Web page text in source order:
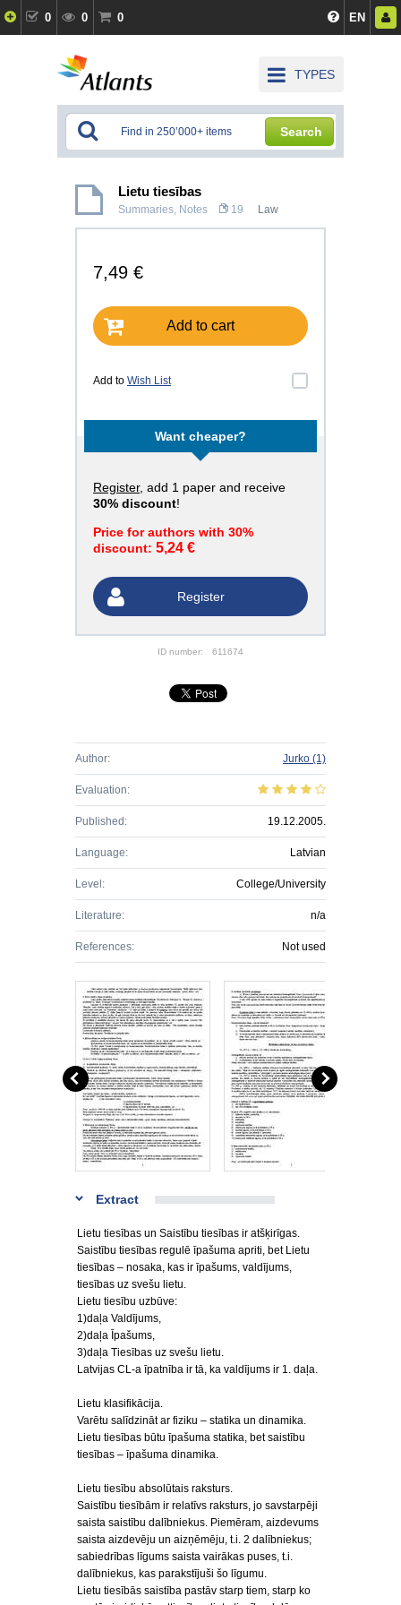
0 0 0 EN
TYPES
Search
Lietu tiesības
Summaries, Notes 19 Law
7,49 €
Add to cart
Add to Wish List
Want cheaper?
Register, add 1 paper and receive
30% discount!
Price for authors with 30%
discount: 5,24 €
Register
ID number: 611674
Author: Jurko (1)
Evaluation:
Published: 19.12.2005.
Language: Latvian
Level: College/University
Literature: n/a
References: Not used
Extract
Lietu tiesības un Saistību tiesības ir atšķirīgas.
Saistību tiesības regulē īpašuma apriti, bet Lietu
tiesības – nosaka, kas ir īpašums, valdījums,
tiesības uz svešu lietu.
Lietu tiesību uzbūve:
1)daļa Valdījums,
2)daļa Īpašums,
3)daļa Tiesības uz svešu lietu.
Latvijas CL-a īpatnība ir tā, ka valdījums ir 1. daļa.
Lietu klasifikācija.
Varētu salīdzināt ar fiziku – statika un dinamika.
Lietu tiesības būtu īpašuma statika, bet saistību
tiesības – īpašuma dinamika.
Lietu tiesību absolūtais raksturs.
Saistību tiesībām ir relatīvs raksturs, jo savstarpēji
saista saistību dalībniekus. Piemēram, aizdevums
saista aizdevēju un aizņēmēju, t.i. 2 dalībniekus;
sabiedrības līgums saista vairākas puses, t.i.
dalībniekus, kas parakstījuši šo līgumu.
Lietu tiesībās saistība pastāv starp tiem, starp ko